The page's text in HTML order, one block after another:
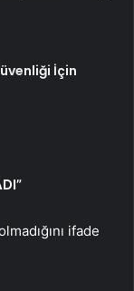
İçin
ifade